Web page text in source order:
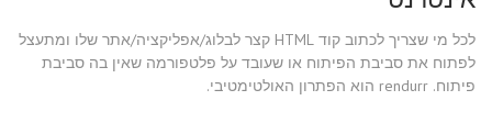
לכל מי שצריך לכתוב קוד HTML קצר לבלוג/אפליקציה/אתר שלו ומתעצל
לפתוח את סביבת הפיתוח או שעובד על פלטפורמה שאין בה סביבת
פיתוח. rendurr הוא הפתרון האולטימטיבי.